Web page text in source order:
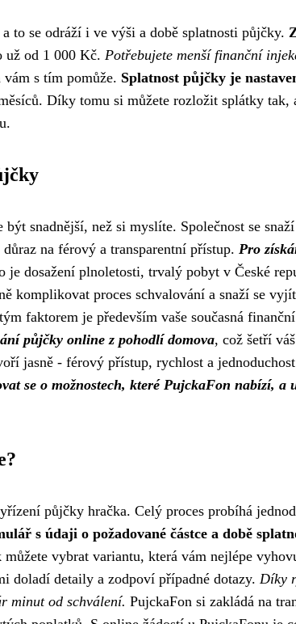
to se odráží i ve výši a době splatnosti půjčky.
už od 1 000 Kč. Potřebujete menší finanční
vám s tím pomůže. Splatnost půjčky je
Díky tomu si můžete rozložit splátky
snadnější, než si myslíte. Společnost se
na férový a transparentní přístup. Pro
je dosažení plnoletosti, trvalý pobyt v České
komplikovat proces schvalování a snaží se
faktorem je především vaše současná finanční
půjčky online z pohodlí domova, což šetří
jasně - férový přístup, rychlost a
se o možnostech, které PujckaFon nabízí, a
půjčky hračka. Celý proces probíhá
s údaji o požadované částce a době
vybrat variantu, která vám nejlépe
doladí detaily a zodpoví případné dotazy. Díky
minut od schválení. PujckaFon si zakládá na